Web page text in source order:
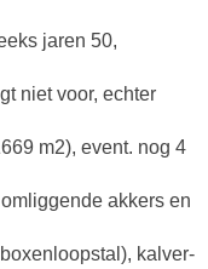
jaren 50,
niet voor, echter
m2), event. nog 4
akkers en
kalver-